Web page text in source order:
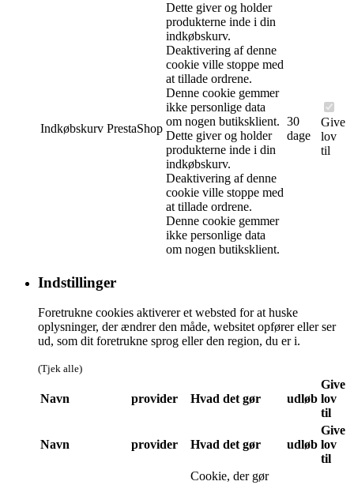
Indkøbskurv PrestaShop
Dette giver og holder
produkterne inde i din
indkøbskurv.
Deaktivering af denne
cookie ville stoppe med
at tillade ordrene.
Denne cookie gemmer
ikke personlige data
om nogen butiksklient.
Dette giver og holder
produkterne inde i din
indkøbskurv.
Deaktivering af denne
cookie ville stoppe med
at tillade ordrene.
Denne cookie gemmer
ikke personlige data
om nogen butiksklient.
30
dage
Give
lov
til
Indstillinger
Foretrukne cookies aktiverer et websted for at huske
oplysninger, der ændrer den måde, websitet opfører eller ser
ud, som dit foretrukne sprog eller den region, du er i.
(Tjek alle)
Navn provider Hvad det gør udløb
Give
lov
til
Navn provider Hvad det gør udløb
Give
lov
til
Cookie, der gør